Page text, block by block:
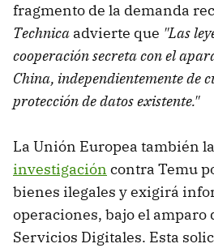
fragmento de la demanda
Technica advierte que "Las
cooperación secreta con el
China, independientemente de
protección de datos existente."
La Unión Europea también
investigación contra Temu
bienes ilegales y exigirá
operaciones, bajo el amparo
Servicios Digitales. Esta